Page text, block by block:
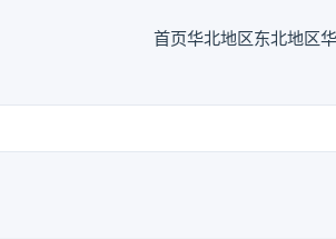
首页华北地区东北地区